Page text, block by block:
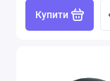
Купити